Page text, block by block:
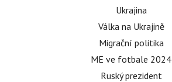
Ukrajina
Válka na Ukrajině
Migrační politika
ME ve fotbale 2024
Ruský prezident